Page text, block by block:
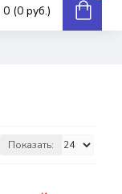
(0 руб.)
Показать: